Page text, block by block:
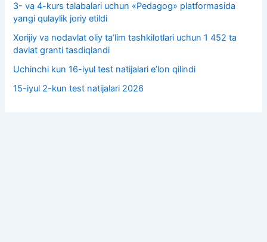
3- va 4-kurs talabalari uchun «Pedagog» platformasida
yangi qulaylik joriy etildi
Xorijiy va nodavlat oliy taʼlim tashkilotlari uchun 1 452 ta
davlat granti tasdiqlandi
Uchinchi kun 16-iyul test natijalari e’lon qilindi
15-iyul 2-kun test natijalari 2026